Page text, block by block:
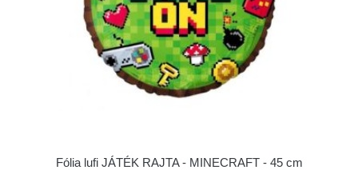
Fólia lufi JÁTÉK RAJTA - MINECRAFT - 45 cm